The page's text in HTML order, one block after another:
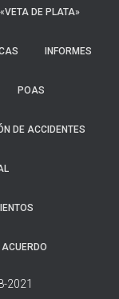
DE PLATA»
INFORMES
POAS
DE ACCIDENTES
2021